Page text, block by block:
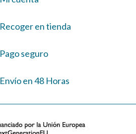
Recoger en tienda
Pago seguro
Envío en 48 Horas